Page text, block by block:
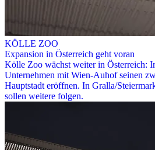
KÖLLE ZOO
Expansion in Österreich geht voran
Kölle Zoo wächst weiter in Österreich:
Unternehmen mit Wien-Auhof seinen
Hauptstadt eröffnen. In Gralla/
sollen weitere folgen.